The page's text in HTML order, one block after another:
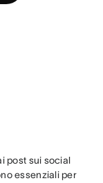
post sui social
essenziali per